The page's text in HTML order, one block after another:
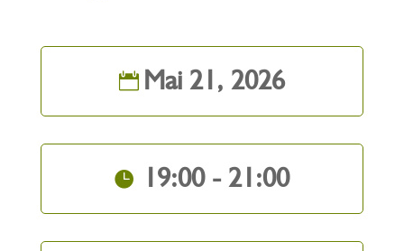
Mai 21, 2026
19:00 - 21:00